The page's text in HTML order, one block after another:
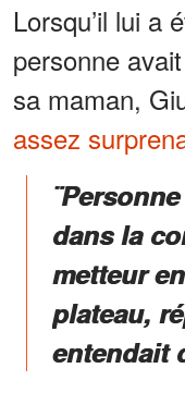
Lorsqu’il lui a
personne
sa maman,
assez
dans la
metteur
plateau,
entendait